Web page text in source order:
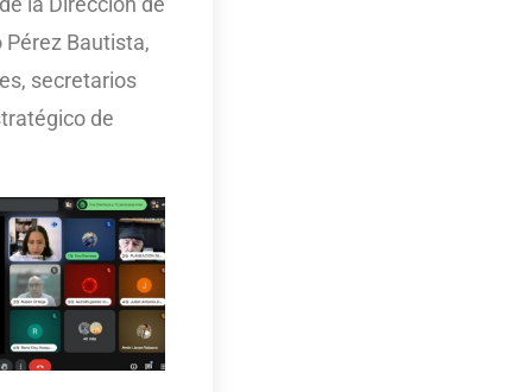
Bautista,
secretarios
de